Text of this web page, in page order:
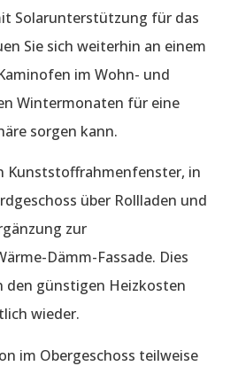
Solarunterstützung für das
Sie sich weiterhin an einem
im Wohn- und
Wintermonaten für eine
sorgen kann.
Kunststoffrahmenfenster, in
über Rollladen und
zur
Dämm-Fassade. Dies
den günstigen Heizkosten
wieder.
im Obergeschoss teilweise